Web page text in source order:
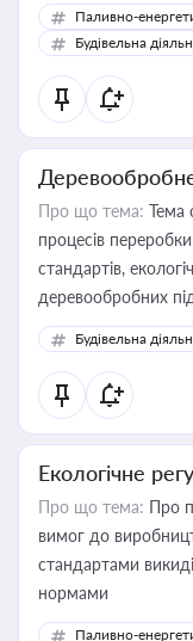
Паливно-
Будівельна
Про що тема: Тема
процесів
стандартів,
деревообробних
Будівельна
Екологічне
Про що тема: Про
вимог до
стандартами
нормами
Паливно-